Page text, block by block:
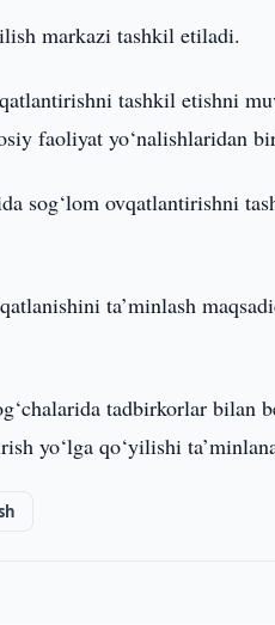
markazi tashkil etiladi.
tashkil etishni
faoliyat yo‘nalishlaridan
sog‘lom ovqatlantirishni
ta’minlash
tadbirkorlar bilan
yo‘lga qo‘yilishi